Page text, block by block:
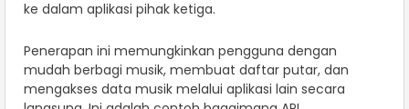
ke dalam aplikasi pihak ketiga.
Penerapan ini memungkinkan pengguna dengan
mudah berbagi musik, membuat daftar putar, dan
mengakses data musik melalui aplikasi lain secara